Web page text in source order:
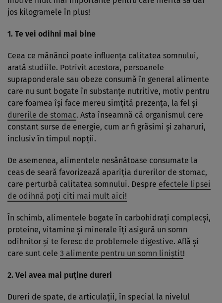
jos kilogramele în plus!
1. Te vei odihni mai bine
Ceea ce mănânci poate influenţa calitatea somnului,
arată studiile. Potrivit acestora, persoanele
supraponderale sau obeze consumă în general alimente
care nu sunt bogate în substanţe nutritive, motiv pentru
care foamea îşi face mereu simţită prezenţa, la fel şi
durerile de stomac. Asta înseamnă că organismul cere
constant surse de energie, cum ar fi grăsimi şi zaharuri,
inclusiv în timpul nopţii.
De asemenea, alimentele nesănătoase consumate la
ceas de seară favorizează apariţia durerilor de stomac,
care perturbă calitatea somnului. Despre efectele lipsei
de odihnă poţi citi mai mult aici!
În schimb, alimentele bogate în carbohidraţi complecşi,
proteine, vitamine şi minerale îţi asigură un somn
odihnitor şi te feresc de problemele digestive. Află şi
care sunt cele 3 alimente pentru un somn liniştit!
2. Vei avea mai puţine dureri
Dureri de spate, de articulaţii, în special la nivelul